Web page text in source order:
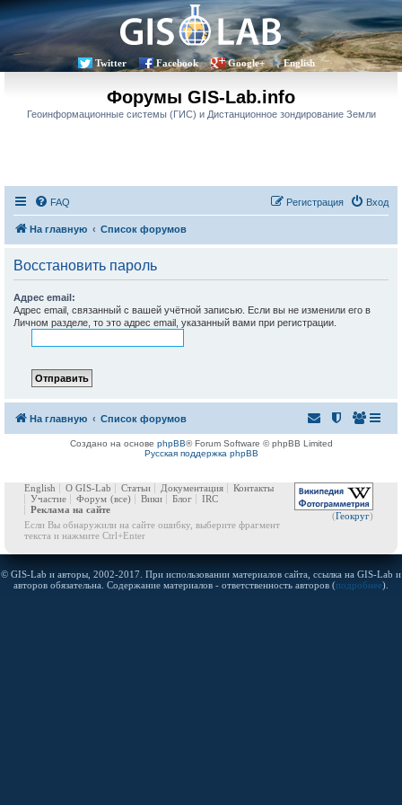
Twitter Facebook Google+ English
Форумы GIS-Lab.info
Геоинформационные системы (ГИС) и Дистанционное зондирование Земли
FAQ Вход
Регистрация
На главную Список форумов
Восстановить пароль
Адрес email:
Адрес email, связанный с вашей учётной записью. Если вы не изменили его в
Личном разделе, то это адрес email, указанный вами при регистрации.
На главную Список форумов
Создано на основе phpBB® Forum Software © phpBB Limited
Русская поддержка phpBB
(Геокруг)
English О GIS-Lab Статьи Документация
Контакты
Участие
Форум (все) Вики Блог
IRC
Реклама на сайте
Если Вы обнаружили на сайте ошибку, выберите фрагмент
текста и нажмите Ctrl+Enter
© GIS-Lab и авторы, 2002-2017. При использовании материалов сайта, ссылка на GIS-Lab и
авторов обязательна. Содержание материалов - ответственность авторов (подробнее).